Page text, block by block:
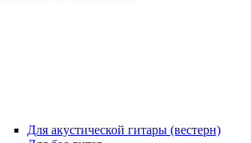
Для акустической гитары (вестерн)